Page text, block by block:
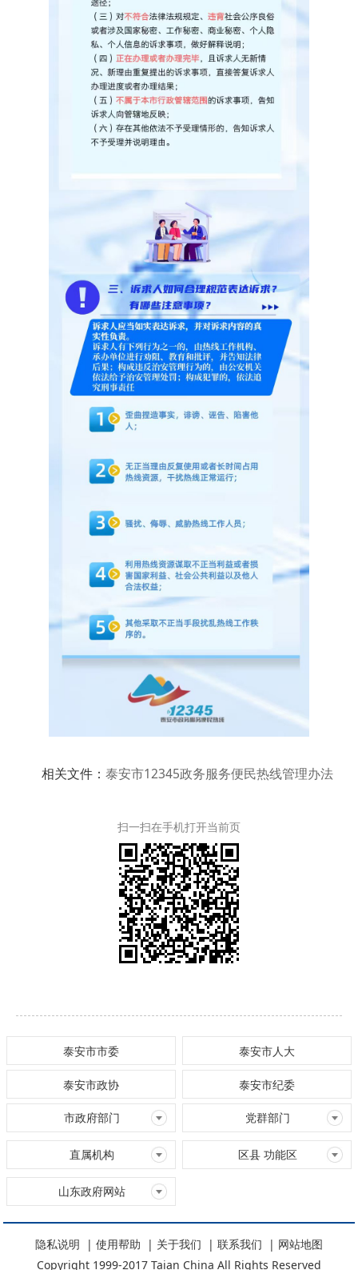
相关文件： 泰安市12345政务服务便民热线管理办法
扫一扫在手机打开当前页
泰安市市委 泰安市人大
泰安市政协 泰安市纪委
市政府部门 党群部门
直属机构 区县 功能区
山东政府网站
隐私说明 | 使用帮助 | 关于我们 | 联系我们 | 网站地图
Copyright 1999-2017 Taian China All Rights Reserved